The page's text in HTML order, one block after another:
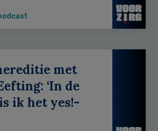
met
‘In de
ik het yes!-